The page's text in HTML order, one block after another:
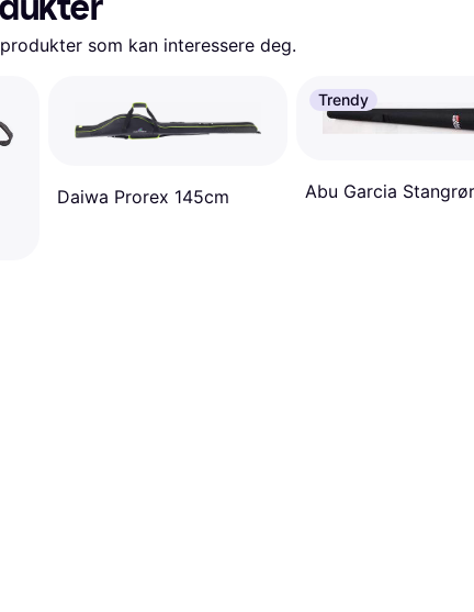
som kan interessere deg.
Daiwa Prorex 145cm
Trendy
Abu Garcia Stangrør